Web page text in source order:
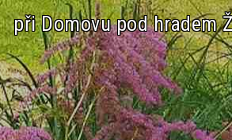
při Domovu pod hradem